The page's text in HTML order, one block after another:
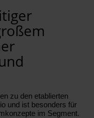
zu den etablierten
und ist besonders für
im Segment.